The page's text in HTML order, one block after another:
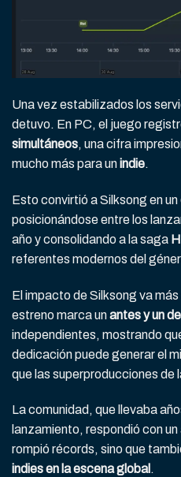
Una vez estabilizados los
detuvo. En PC, el juego
simultáneos, una cifra
mucho más para unindie.
Esto convirtió a Silksong en un
posicionándose entre los
año y consolidando a la saga
referentes modernos del
El impacto de Silksong va
estreno marca unantes y un
independientes, mostrando
dedicación puede generar el
que las superproducciones de
La comunidad, que llevaba
lanzamiento, respondió con
rompió récords, sino que
indies en la escena global .